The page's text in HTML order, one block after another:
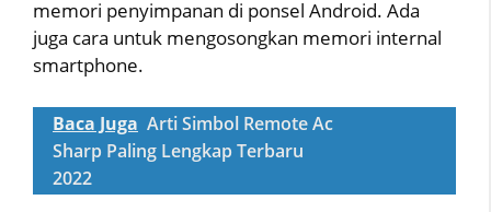
memori penyimpanan di ponsel Android. Ada
juga cara untuk mengosongkan memori internal
smartphone.
Baca Juga Arti Simbol Remote Ac
Sharp Paling Lengkap Terbaru
2022